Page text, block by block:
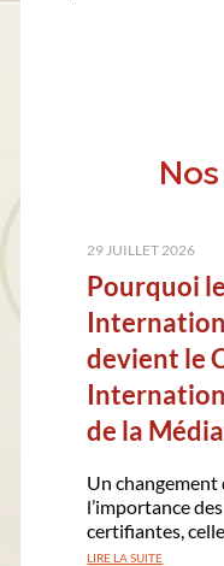
29 JUILLET 2026
Pourquoi
devient le
de la
Un
l’importance
certifiantes,
LIRE LA SUITE